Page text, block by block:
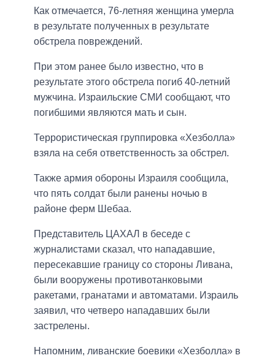
Как отмечается, 76-летняя женщина умерла
в результате полученных в результате
обстрела повреждений.
При этом ранее было известно, что в
результате этого обстрела погиб 40-летний
мужчина. Израильские СМИ сообщают, что
погибшими являются мать и сын.
Террористическая группировка «Хезболла»
взяла на себя ответственность за обстрел.
Также армия обороны Израиля сообщила,
что пять солдат были ранены ночью в
районе ферм Шебаа.
Представитель ЦАХАЛ в беседе с
журналистами сказал, что нападавшие,
пересекавшие границу со стороны Ливана,
были вооружены противотанковыми
ракетами, гранатами и автоматами. Израиль
заявил, что четверо нападавших были
застрелены.
Напомним, ливанские боевики «Хезболла» в